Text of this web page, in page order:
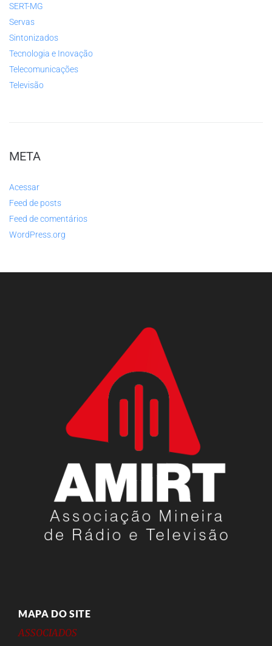
SERT-MG
Servas
Sintonizados
Tecnologia e Inovação
Telecomunicações
Televisão
META
Acessar
Feed de posts
Feed de comentários
WordPress.org
MAPA DO SITE
ASSOCIADOS